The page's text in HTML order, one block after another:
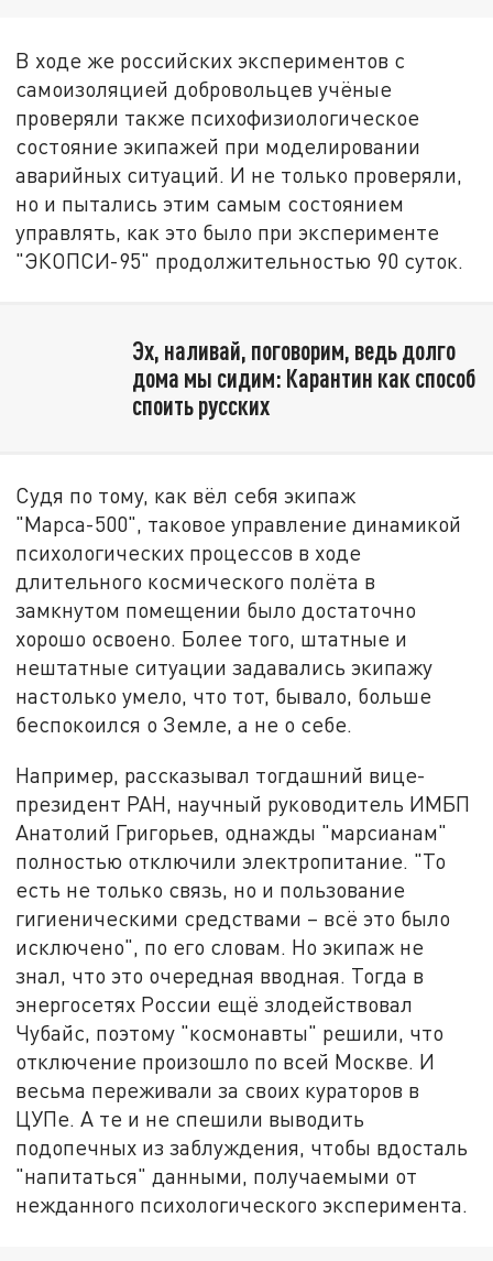
В ходе же российских экспериментов с
самоизоляцией добровольцев учёные
проверяли также психофизиологическое
состояние экипажей при моделировании
аварийных ситуаций. И не только проверяли,
но и пытались этим самым состоянием
управлять, как это было при эксперименте
"ЭКОПСИ-95" продолжительностью 90 суток.
Эх, наливай, поговорим, ведь долго
дома мы сидим: Карантин как способ
споить русских
Судя по тому, как вёл себя экипаж
"Марса-500", таковое управление динамикой
психологических процессов в ходе
длительного космического полёта в
замкнутом помещении было достаточно
хорошо освоено. Более того, штатные и
нештатные ситуации задавались экипажу
настолько умело, что тот, бывало, больше
беспокоился о Земле, а не о себе.
Например, рассказывал тогдашний вице-
президент РАН, научный руководитель ИМБП
Анатолий Григорьев, однажды "марсианам"
полностью отключили электропитание. "То
есть не только связь, но и пользование
гигиеническими средствами – всё это было
исключено", по его словам. Но экипаж не
знал, что это очередная вводная. Тогда в
энергосетях России ещё злодействовал
Чубайс, поэтому "космонавты" решили, что
отключение произошло по всей Москве. И
весьма переживали за своих кураторов в
ЦУПе. А те и не спешили выводить
подопечных из заблуждения, чтобы вдосталь
"напитаться" данными, получаемыми от
нежданного психологического эксперимента.